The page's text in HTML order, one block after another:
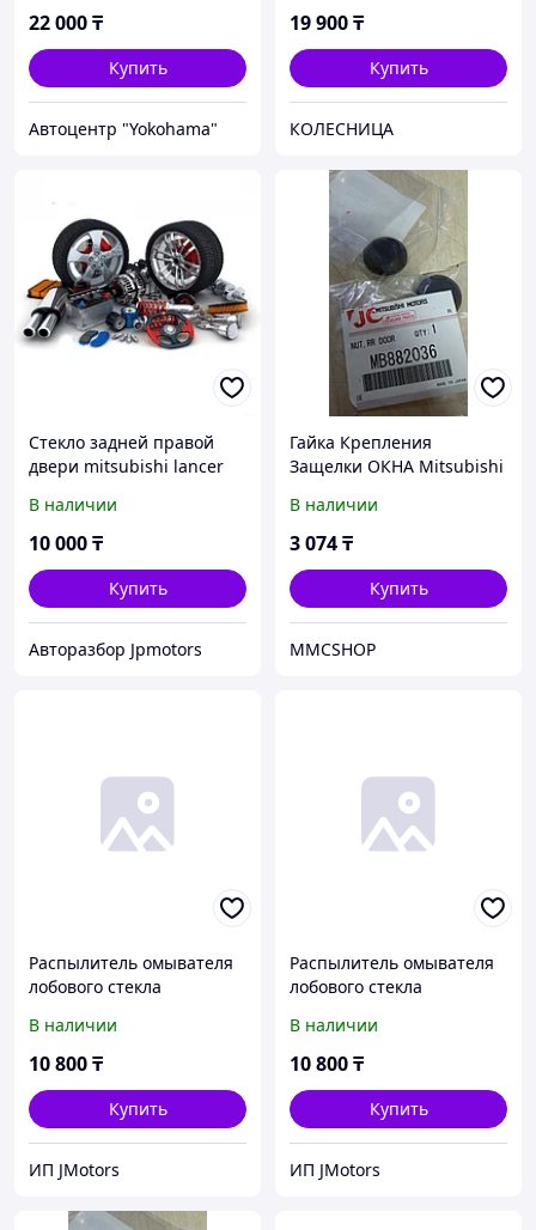
22 000₸
Купить
Автоцентр "Yokohama"
19 900₸
Купить
КОЛЕСНИЦА
Стекло задней правой
двери mitsubishi lancer
В наличии
10 000₸
Купить
Авторазбор Jpmotors
Гайка Крепления
Защелки ОКНА Mitsubishi
Delica, L400, RVR Делика
В наличии
3 074₸
Купить
MMCSHOP
Распылитель омывателя
лобового стекла
В наличии
10 800₸
Купить
ИП JMotors
Распылитель омывателя
лобового стекла
В наличии
10 800₸
Купить
ИП JMotors